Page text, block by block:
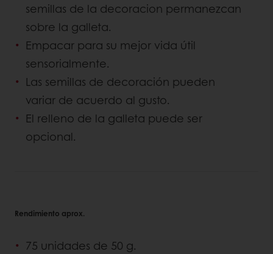
semillas de la decoracion permanezcan
sobre la galleta.
Empacar para su mejor vida útil
sensorialmente.
Las semillas de decoración pueden
variar de acuerdo al gusto.
El relleno de la galleta puede ser
opcional.
Rendimiento aprox.
75 unidades de 50 g.